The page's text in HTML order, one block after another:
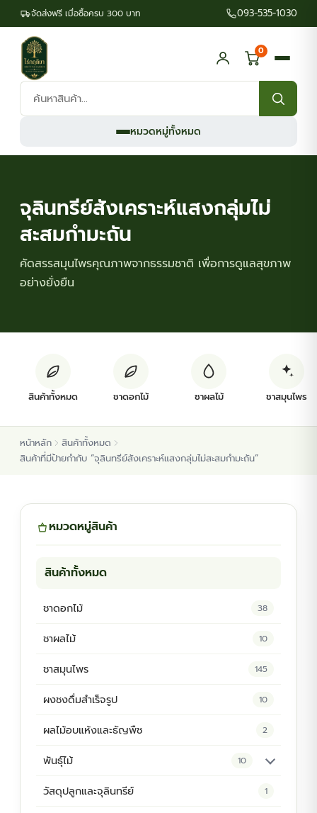
จัดส่งฟรี เมื่อซื้อครบ 300 บาท 093-535-1030
ค้นหา
สินค้า:
0
หมวดหมู่ทั้งหมด
ต้นพันธุ์สมุนไพร
ต้นพันธุ์ไม้ป่า
ไม้ดอกไม้ประดับ
จุลินทรีย์สังเคราะห์แสงกลุ่มไม่
สะสมกำมะถัน
คัดสรรสมุนไพรคุณภาพจากธรรมชาติ เพื่อการดูแลสุขภาพ
อย่างยั่งยืน
สินค้าทั้งหมด ชาดอกไม้ ชาผลไม้ ชาสมุนไพร
หน้าหลัก
สินค้าทั้งหมด
สินค้าที่มีป้ายกำกับ “จุลินทรีย์สังเคราะห์แสงกลุ่มไม่สะสมกำมะถัน”
หมวดหมู่สินค้า
สินค้าทั้งหมด
ชาดอกไม้ 38
ชาผลไม้ 10
ชาสมุนไพร 145
ผงชงดื่มสำเร็จรูป 10
ผลไม้อบแห้งและธัญพืช 2
พันธุ์ไม้ 10
ต้นพันธุ์สมุนไพร 5
วัสดุปลูกและจุลินทรีย์ 1